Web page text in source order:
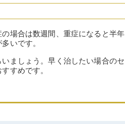
場合は数週間、重症になると半年
いです。
ましょう。早く治したい場合のセ
すめです。